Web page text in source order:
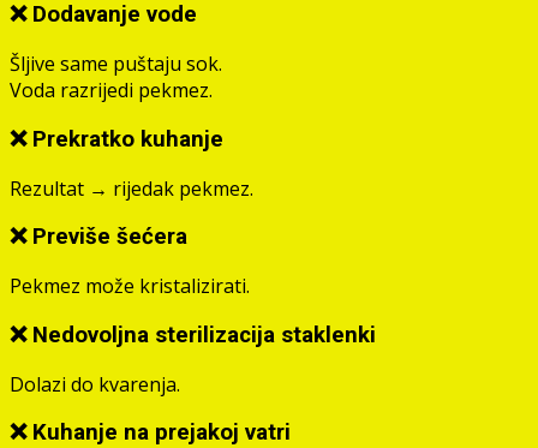
❌ Dodavanje vode
Šljive same puštaju sok.
Voda razrijedi pekmez.
❌ Prekratko kuhanje
Rezultat → rijedak pekmez.
❌ Previše šećera
Pekmez može kristalizirati.
❌ Nedovoljna sterilizacija staklenki
Dolazi do kvarenja.
❌ Kuhanje na prejakoj vatri